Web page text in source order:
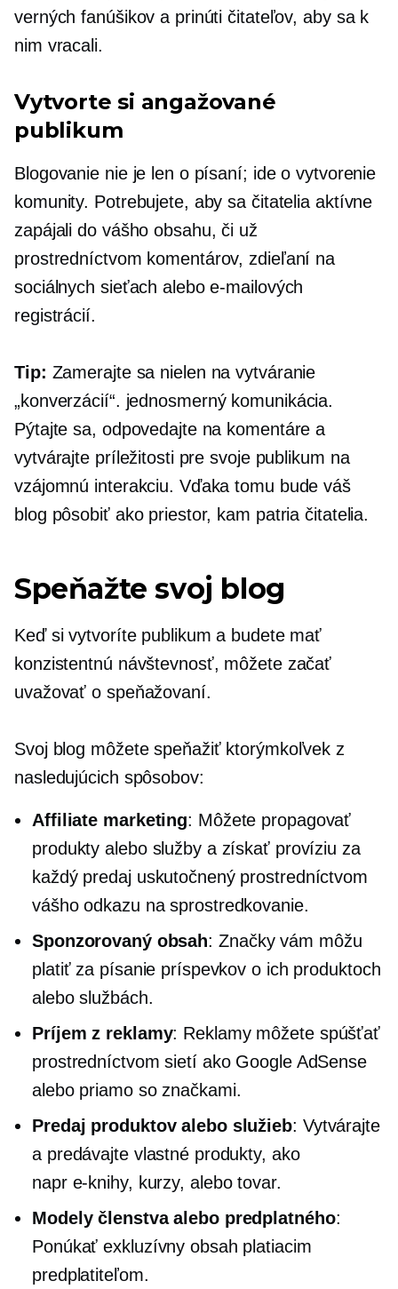
verných fanúšikov a prinúti čitateľov, aby sa k
nim vracali.
Vytvorte si angažované
publikum
Blogovanie nie je len o písaní; ide o vytvorenie
komunity. Potrebujete, aby sa čitatelia aktívne
zapájali do vášho obsahu, či už
prostredníctvom komentárov, zdieľaní na
sociálnych sieťach alebo e-mailových
registrácií.
Tip: Zamerajte sa nielen na vytváranie
„konverzácií“. jednosmernýkomunikácia.
Pýtajte sa, odpovedajte na komentáre a
vytvárajte príležitosti pre svoje publikum na
vzájomnú interakciu. Vďaka tomu bude váš
blog pôsobiť ako priestor, kam patria čitatelia.
Speňažte svoj blog
Keď si vytvoríte publikum a budete mať
konzistentnú návštevnosť, môžete začať
uvažovať o speňažovaní.
Svoj blog môžete speňažiť ktorýmkoľvek z
nasledujúcich spôsobov:
Affiliate marketing: Môžete propagovať
produkty alebo služby a získať províziu za
každý predaj uskutočnený prostredníctvom
vášho odkazu na sprostredkovanie.
Sponzorovaný obsah: Značky vám môžu
platiť za písanie príspevkov o ich produktoch
alebo službách.
Príjem z reklamy: Reklamy môžete spúšťať
prostredníctvom sietí ako Google AdSense
alebo priamo so značkami.
Predaj produktov alebo služieb: Vytvárajte
a predávajte vlastné produkty, ako
napr e-knihy, kurzy, alebo tovar.
Modely členstva alebo predplatného:
Ponúkať exkluzívny obsah platiacim
predplatiteľom.